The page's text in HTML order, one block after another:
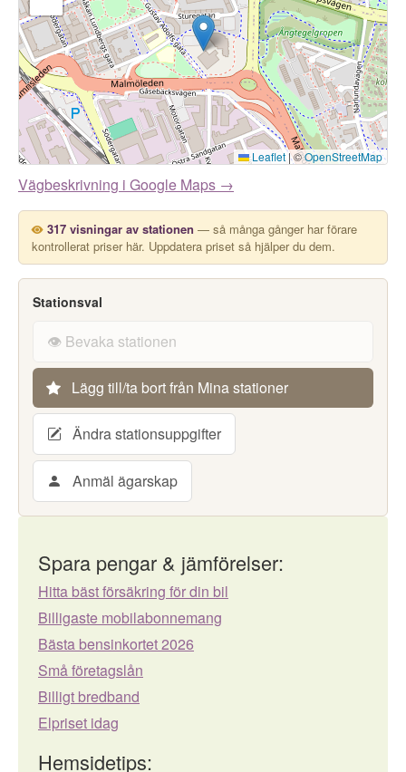
Leaflet |©OpenStreetMap
Vägbeskrivning i Google Maps →
317 visningar av stationen — så många gånger har förare
kontrollerat priser här. Uppdatera priset så hjälper du dem.
Stationsval
👁️ Bevaka stationen
Lägg till/ta bort från Mina stationer
Ändra stationsuppgifter
Anmäl ägarskap
Spara pengar & jämförelser:
Hitta bäst försäkring för din bil
Billigaste mobilabonnemang
Bästa bensinkortet 2026
Små företagslån
Billigt bredband
Elpriset idag
Hemsidetips: